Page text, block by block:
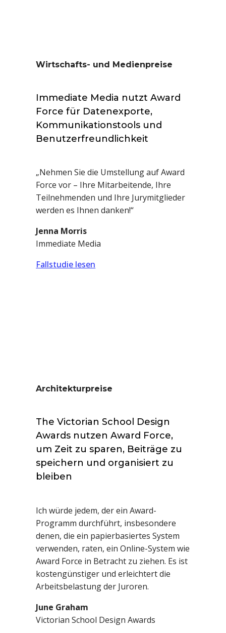
Wirtschafts- und Medienpreise
Immediate Media nutzt Award
Force für Datenexporte,
Kommunikationstools und
Benutzerfreundlichkeit
„Nehmen Sie die Umstellung auf Award
Force vor – Ihre Mitarbeitende, Ihre
Teilnehmenden und Ihre Jurymitglieder
werden es Ihnen danken!“
Jenna Morris
Immediate Media
Fallstudie lesen
Architekturpreise
The Victorian School Design
Awards nutzen Award Force,
um Zeit zu sparen, Beiträge zu
speichern und organisiert zu
bleiben
Ich würde jedem, der ein Award-
Programm durchführt, insbesondere
denen, die ein papierbasiertes System
verwenden, raten, ein Online-System wie
Award Force in Betracht zu ziehen. Es ist
kostengünstiger und erleichtert die
Arbeitsbelastung der Juroren.
June Graham
Victorian School Design Awards